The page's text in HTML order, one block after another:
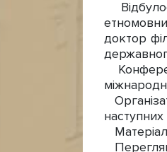
доктор
наступних